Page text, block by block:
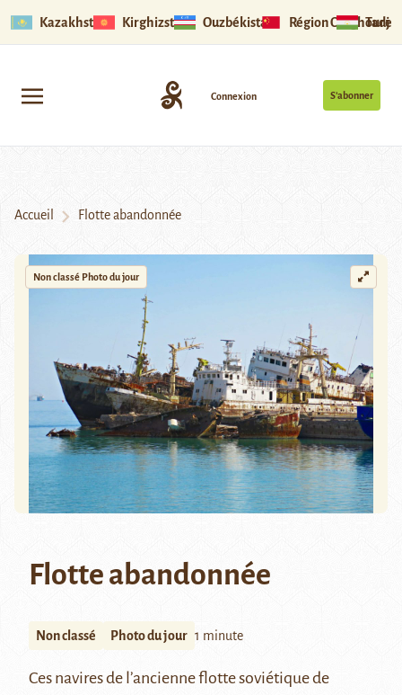
Kazakhstan Kirghizstan Ouzbékistan Région Ouïghoure
S’abonner
Connexion
Accueil Flotte abandonnée
Non classé Photo du jour
Flotte abandonnée
Non classé Photo du jour 1 minute
Ces navires de l’ancienne flotte soviétique de